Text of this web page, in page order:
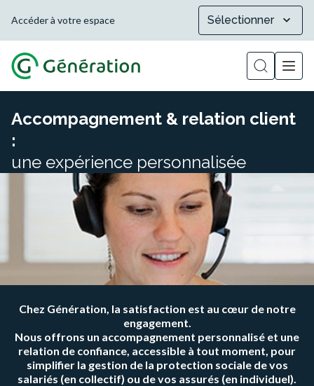
Accéder à votre espace Sélectionner
Afficher la
Accompagnement & relation client
:
une expérience personnalisée
Chez Génération, la satisfaction est au cœur de notre
engagement.
Nous offrons un accompagnement personnalisé et une
relation de confiance, accessible à tout moment, pour
simplifier la gestion de la protection sociale de vos
salariés (en collectif) ou de vos assurés (en individuel).